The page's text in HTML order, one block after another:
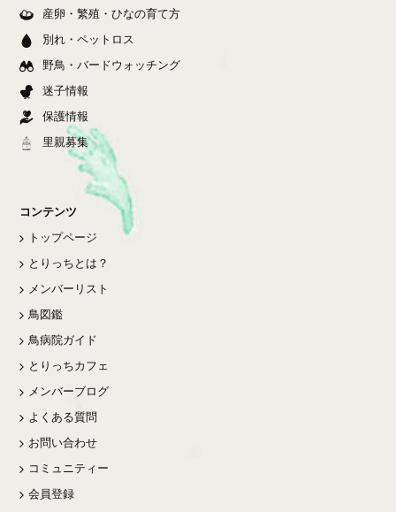
産卵・繁殖・ひなの育て方
別れ・ペットロス
野鳥・バードウォッチング
迷子情報
保護情報
里親募集
コンテンツ
トップページ
とりっちとは？
メンバーリスト
鳥図鑑
鳥病院ガイド
とりっちカフェ
メンバーブログ
よくある質問
お問い合わせ
コミュニティー
会員登録